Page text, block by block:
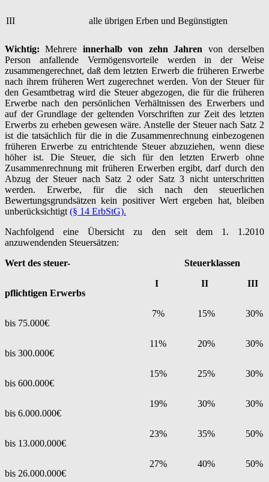
III alle übrigen Erben und Begünstigten
Wichtig: Mehrere innerhalb von zehn Jahren von derselben
Person anfallende Vermögensvorteile werden in der Weise
zusammengerechnet, daß dem letzten Erwerb die früheren Erwerbe
nach ihrem früheren Wert zugerechnet werden. Von der Steuer für
den Gesamtbetrag wird die Steuer abgezogen, die für die früheren
Erwerbe nach den persönlichen Verhältnissen des Erwerbers und
auf der Grundlage der geltenden Vorschriften zur Zeit des letzten
Erwerbs zu erheben gewesen wäre. Anstelle der Steuer nach Satz 2
ist die tatsächlich für die in die Zusammenrechnung einbezogenen
früheren Erwerbe zu entrichtende Steuer abzuziehen, wenn diese
höher ist. Die Steuer, die sich für den letzten Erwerb ohne
Zusammenrechnung mit früheren Erwerben ergibt, darf durch den
Abzug der Steuer nach Satz 2 oder Satz 3 nicht unterschritten
werden. Erwerbe, für die sich nach den steuerlichen
Bewertungsgrundsätzen kein positiver Wert ergeben hat, bleiben
unberücksichtigt (§ 14 ErbStG).
Nachfolgend eine Übersicht zu den seit dem 1. 1.2010
anzuwendenden Steuersätzen:
Wert des steuer-
Steuerklassen
pflichtigen Erwerbs
I II III
bis 75.000€
7% 15% 30%
bis 300.000€
11% 20% 30%
bis 600.000€
15% 25% 30%
bis 6.000.000€
19% 30% 30%
bis 13.000.000€
23% 35% 50%
bis 26.000.000€
27% 40% 50%